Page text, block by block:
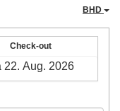
BHD
Check-out